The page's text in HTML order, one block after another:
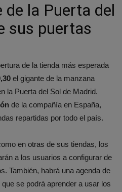
de la Puerta del
sus puertas
de la tienda más esperada
el gigante de la manzana
la Puerta del Sol de Madrid.
de la compañía en España,
repartidas por todo el país.
en otras de sus tiendas, los
a los usuarios a configurar de
También, habrá una agenda de
se podrá aprender a usar los